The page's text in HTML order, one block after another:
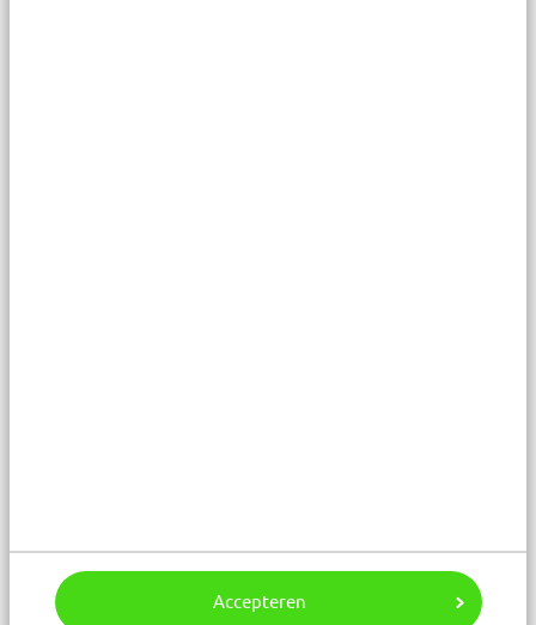
Accepteren
Helaas staan de externe geldschieters niet bepaald in
de rij. Meermaals mislukte een financieringsronde,